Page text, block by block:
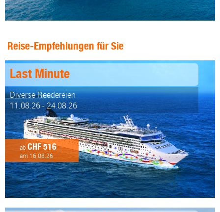
Reise-Empfehlungen für Sie
Last Minute
Diverse Reedereien
11.08.26 - 24.08.26
ab CHF 516
am 16.08.26